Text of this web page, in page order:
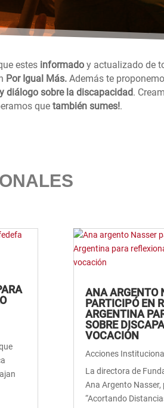
estes informado y actualizado de
Por Igual Más. Además te
diálogo sobre la discapacidad.
quetambién sumes!.
ANA ARGENTO
PARTICIPÓ EN
ARGENTINA
SOBRE
VOCACIÓN
Acciones
La directora de
Ana Argento
“Acortando